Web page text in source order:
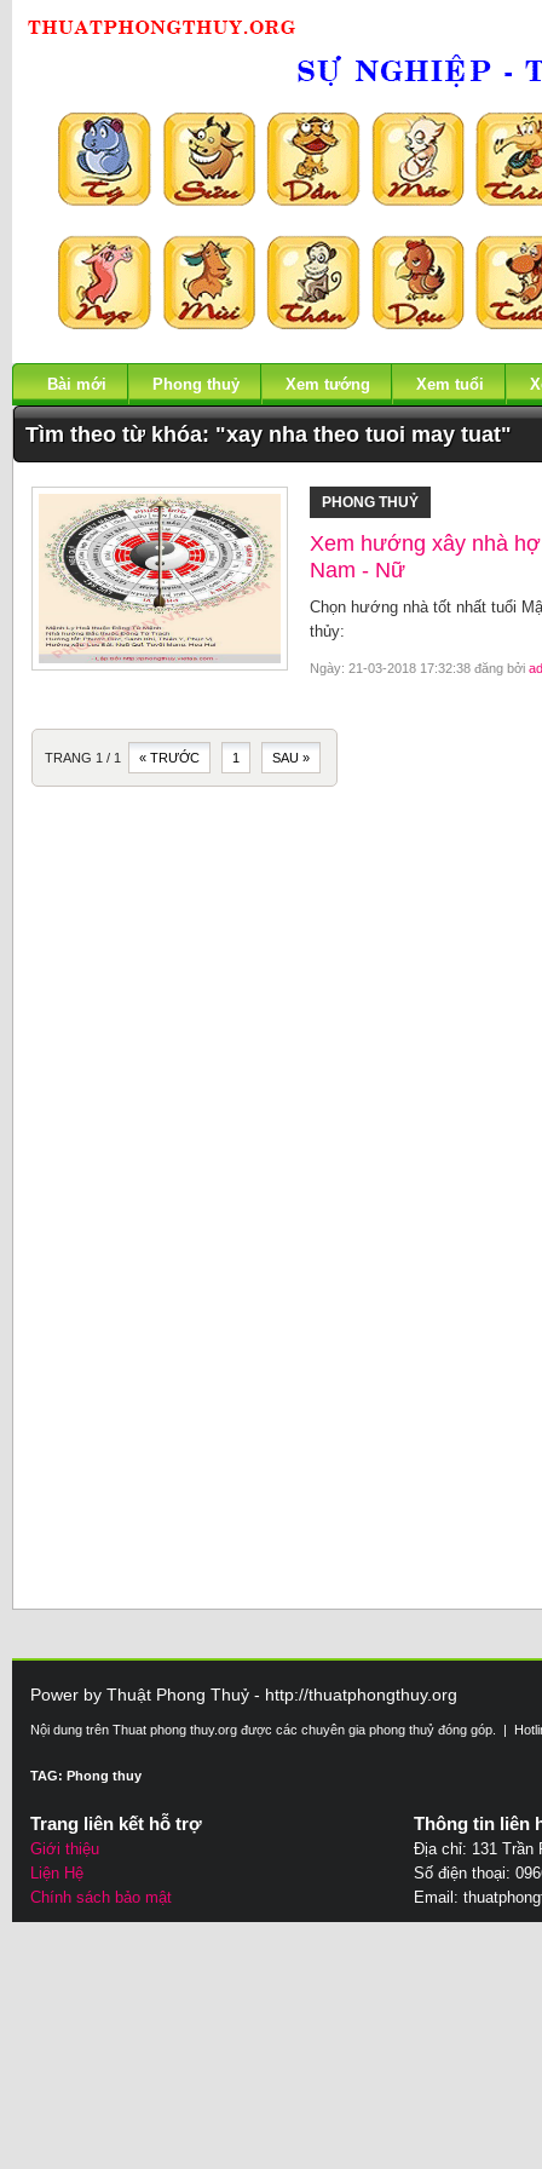
Bài mới Phong thuỷ Xem tướng Xem tuổi
Tìm theo từ khóa: "xay nha theo tuoi may tuat"
PHONG THUỶ
Xem hướng xây nhà
Nam - Nữ
Chọn hướng nhà tốt nhất tuổi
thủy:
Ngày: 21-03-2018 17:32:38 đăng bởi
TRANG 1 / 1 « TRƯỚC 1 SAU »
Power by Thuật Phong Thuỷ - http://thuatphongthuy.org
Nội dung trên Thuat phong thuy.org được các chuyên gia phong thuỷ đóng góp. |
TAG: Phong thuy
Trang liên kết hỗ trợ
Giới thiệu
Liện Hệ
Chính sách bảo mật
Thông tin liên
Địa chỉ: 131 Trần
Số điện thoại:
Email: